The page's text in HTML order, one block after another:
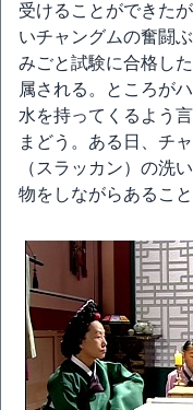
受けることができた
いチャングムの奮闘
みごと試験に合格し
属される。ところが
水を持ってくるよう
まどう。ある日、チ
（スラッカン）の洗
物をしながらあるこ